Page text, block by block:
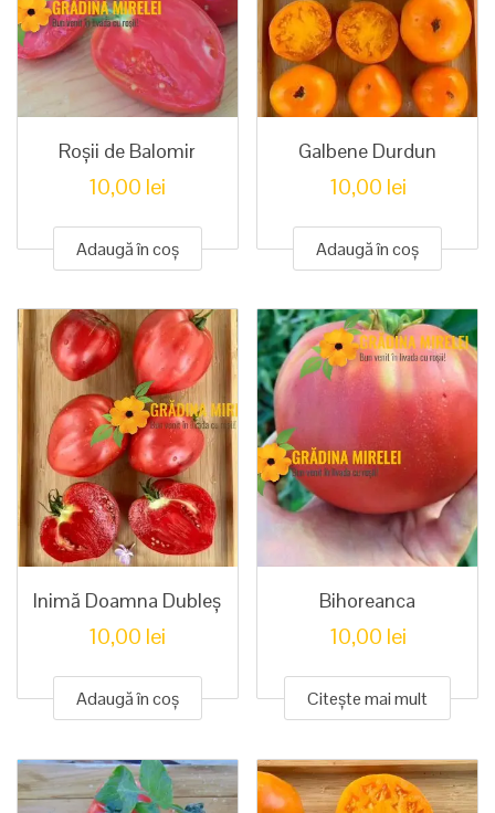
Roșii de Balomir
10,00 lei
Adaugă în coș
Galbene Durdun
10,00 lei
Adaugă în coș
Inimă Doamna Dubleș
10,00 lei
Adaugă în coș
Bihoreanca
10,00 lei
Citește mai mult